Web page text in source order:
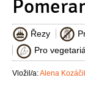
Řezy
Pro
Vložil/a:Alena